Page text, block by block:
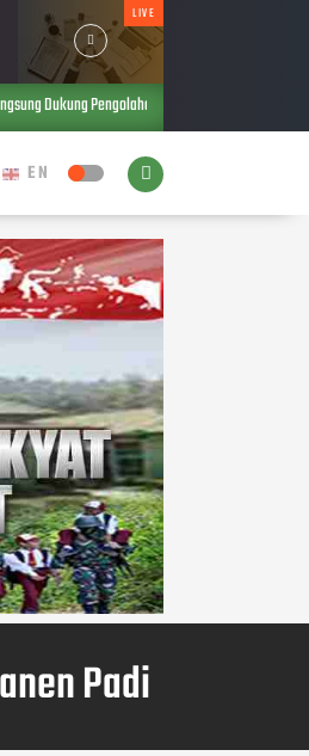
LIVE
Kopra, Perkuat Ketahanan Pangan dan Ekonomi
Padi